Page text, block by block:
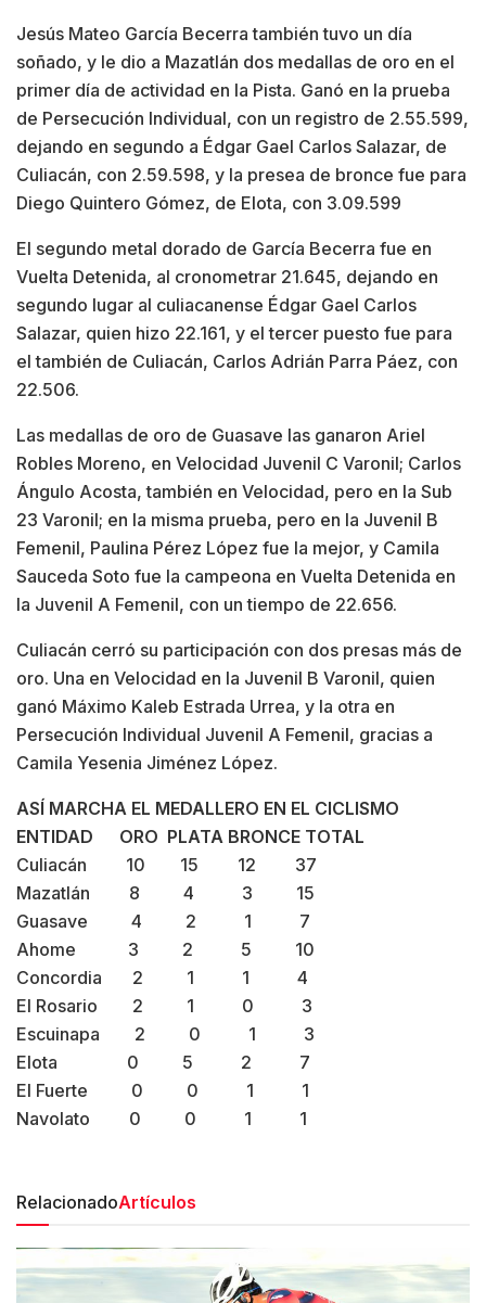
Jesús Mateo García Becerra también tuvo un día
soñado, y le dio a Mazatlán dos medallas de oro en el
primer día de actividad en la Pista. Ganó en la prueba
de Persecución Individual, con un registro de 2.55.599,
dejando en segundo a Édgar Gael Carlos Salazar, de
Culiacán, con 2.59.598, y la presea de bronce fue para
Diego Quintero Gómez, de Elota, con 3.09.599
El segundo metal dorado de García Becerra fue en
Vuelta Detenida, al cronometrar 21.645, dejando en
segundo lugar al culiacanense Édgar Gael Carlos
Salazar, quien hizo 22.161, y el tercer puesto fue para
el también de Culiacán, Carlos Adrián Parra Páez, con
22.506.
Las medallas de oro de Guasave las ganaron Ariel
Robles Moreno, en Velocidad Juvenil C Varonil; Carlos
Ángulo Acosta, también en Velocidad, pero en la Sub
23 Varonil; en la misma prueba, pero en la Juvenil B
Femenil, Paulina Pérez López fue la mejor, y Camila
Sauceda Soto fue la campeona en Vuelta Detenida en
la Juvenil A Femenil, con un tiempo de 22.656.
Culiacán cerró su participación con dos presas más de
oro. Una en Velocidad en la Juvenil B Varonil, quien
ganó Máximo Kaleb Estrada Urrea, y la otra en
Persecución Individual Juvenil A Femenil, gracias a
Camila Yesenia Jiménez López.
ASÍ MARCHA EL MEDALLERO EN EL CICLISMO
ENTIDAD
ORO PLATA BRONCE TOTAL
Culiacán 10 15 12 37
Mazatlán 8 4 3 15
Guasave 4 2 1 7
Ahome 3 2 5 10
Concordia 2 1 1 4
El Rosario 2 1 0 3
Escuinapa 2 0 1 3
Elota 0 5 2 7
El Fuerte 0 0 1 1
Navolato 0 0 1 1
RelacionadoArtículos